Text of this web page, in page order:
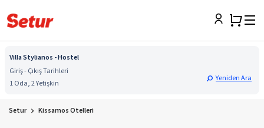
Villa Stylianos - Hostel
Giriş - Çıkış Tarihleri
1 Oda, 2 Yetişkin
Yeniden Ara
Setur Kissamos Otelleri